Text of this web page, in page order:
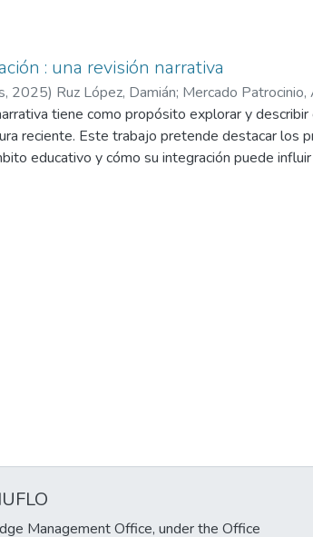
: una revisión narrativa
, 2025) Ruz López, Damián; Mercado Patrocinio,
Pallqui, Ralp Nassen
tiene como propósito explorar y
reciente. Este trabajo pretende destacar los
educativo y cómo su integración puede
se seleccionaron 14 documentos,
Management Office, under the Office